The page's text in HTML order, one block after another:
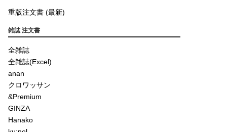
重版注文書 (最新)
雑誌 注文書
全雑誌
全雑誌(Excel)
anan
クロワッサン
&Premium
GINZA
Hanako